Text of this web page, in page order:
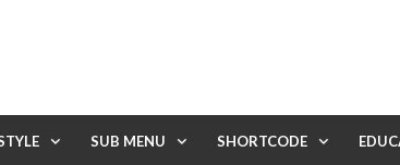
SUB MENU SHORTCODE